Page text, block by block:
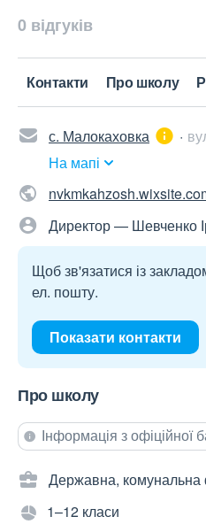
0 відгуків
Контакти Про школу
с. Малокаховка
На мапі
Директор — Шевченко
Щоб зв'язатися із
ел. пошту.
Показати контакти
Про школу
Інформація з
Державна, комунальна
1–12 класи